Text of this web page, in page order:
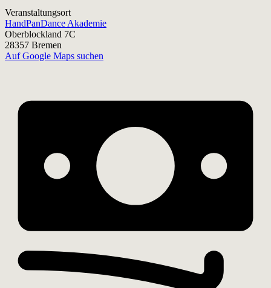
Veranstaltungsort
HandPanDance Akademie
Oberblockland 7C
28357 Bremen
Auf Google Maps suchen